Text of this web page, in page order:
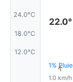
24.0°C
18.0°C
12.0°C
22.0°
1% Pluie
↑
1.0 km/h